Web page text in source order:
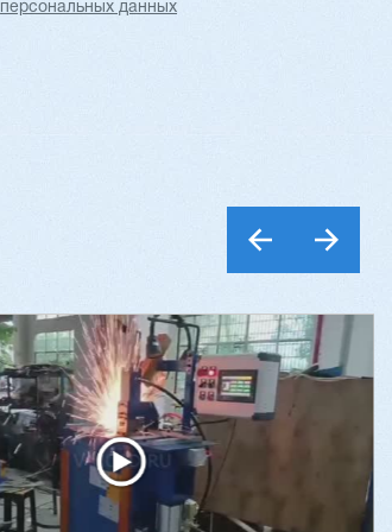
персональных данных